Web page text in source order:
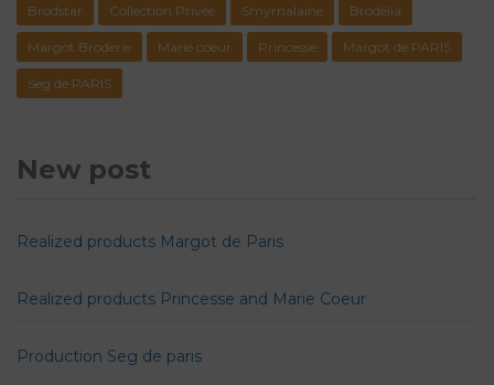
Brodstar Collection Privée Smyrnalaine Brodélia
Margot Broderie Marie coeur Princesse Margot de PARIS
Seg de PARIS
New post
Realized products Margot de Paris
Realized products Princesse and Marie Coeur
Production Seg de paris